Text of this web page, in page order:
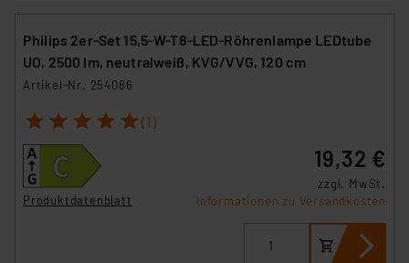
Philips 2er-Set 15,5-W-T8-LED-Röhrenlampe LEDtube
UO, 2500 lm, neutralweiß, KVG/VVG, 120 cm
Artikel-Nr. 254086
1 2 3 4 5 (1)
Produktdatenblatt
19,32 €
zzgl. MwSt.
Informationen zu Versandkosten